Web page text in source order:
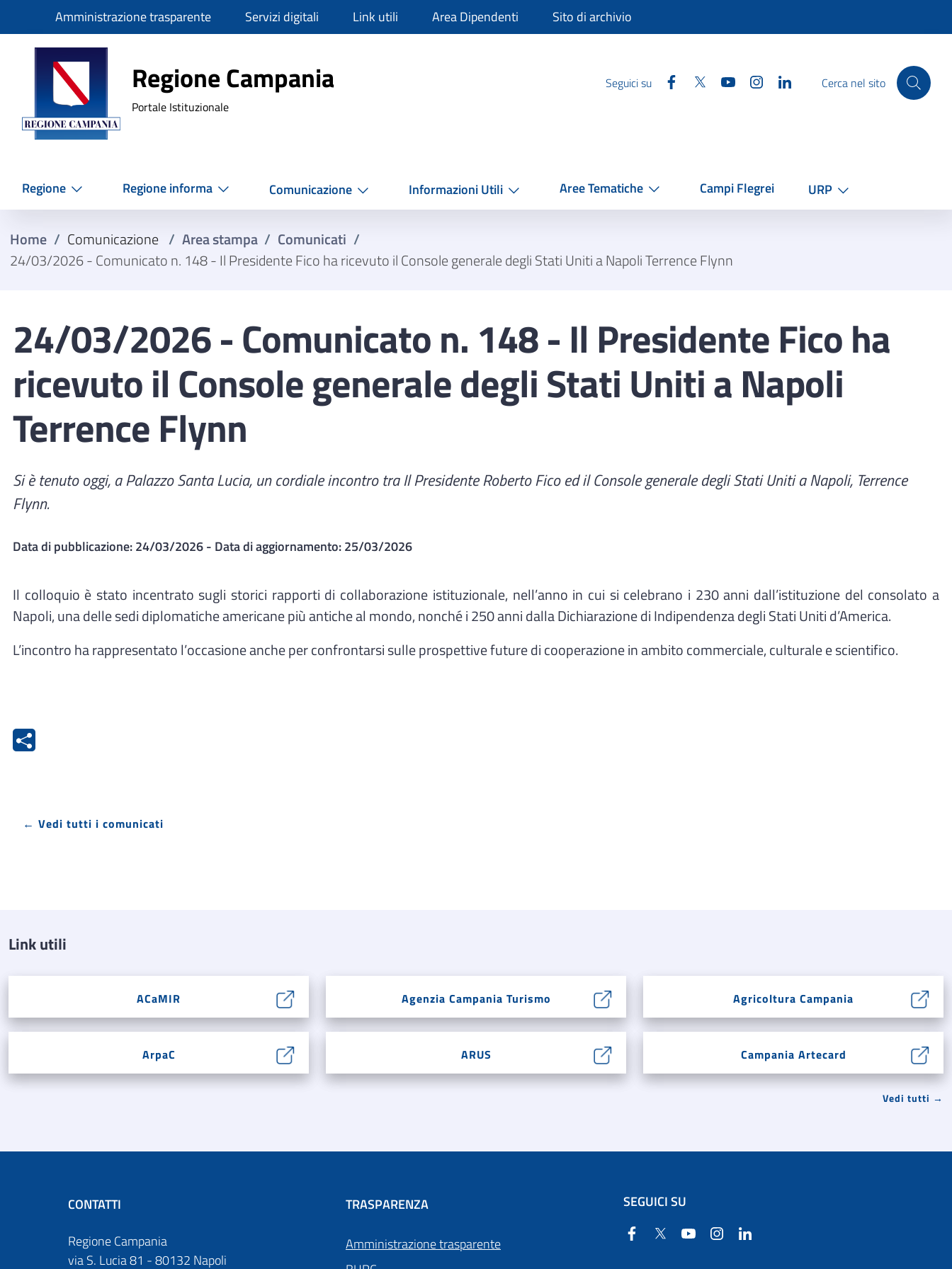
SlimAmministrazione trasparente Servizi digitali Link utili Area Dipendenti Sito di archivio
Regione Campania
Regione Campania
Portale Istituzionale
Seguici su Facebook
Twitter YouTube InstagramLinkedinCerca nel sito
Regione Regione informa Comunicazione Informazioni Utili Aree Tematiche Campi Flegrei URP
Home / Comunicazione / Area stampa / Comunicati /
24/03/2026 - Comunicato n. 148 - Il Presidente Fico ha ricevuto il Console generale degli Stati Uniti a Napoli Terrence Flynn
24/03/2026 - Comunicato n. 148 - Il Presidente Fico ha
ricevuto il Console generale degli Stati Uniti a Napoli
Terrence Flynn
Si è tenuto oggi, a Palazzo Santa Lucia, un cordiale incontro tra Il Presidente Roberto Fico ed il Console generale degli Stati Uniti a Napoli, Terrence
Flynn.
Data di pubblicazione:24/03/2026- Data di aggiornamento:25/03/2026
Il colloquio è stato incentrato sugli storici rapporti di collaborazione istituzionale, nell’anno in cui si celebrano i 230 anni dall’istituzione del consolato a
Napoli, una delle sedi diplomatiche americane più antiche al mondo, nonché i 250 anni dalla Dichiarazione di Indipendenza degli Stati Uniti d’America.
L’incontro ha rappresentato l’occasione anche per confrontarsi sulle prospettive future di cooperazione in ambito commerciale, culturale e scientifico.
← Vedi tutti i comunicati
Link utili
ACaMIR Agenzia Campania Turismo Agricoltura Campania
ArpaC ARUS Campania Artecard
Vedi tutti →
CONTATTI
Regione Campania
via S. Lucia 81 - 80132 Napoli
TRASPARENZA
Amministrazione trasparente
SEGUICI SU
Facebook
Twitter YouTube Instagram